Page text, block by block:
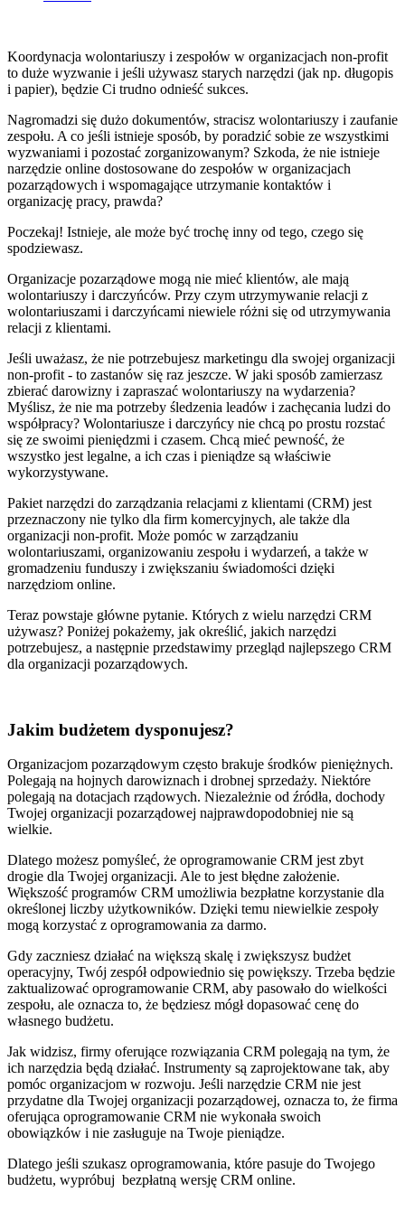
Koordynacja wolontariuszy i zespołów w organizacjach non-profit
to duże wyzwanie i jeśli używasz starych narzędzi (jak np. długopis
i papier), będzie Ci trudno odnieść sukces.
Nagromadzi się dużo dokumentów, stracisz wolontariuszy i zaufanie
zespołu. A co jeśli istnieje sposób, by poradzić sobie ze wszystkimi
wyzwaniami i pozostać zorganizowanym? Szkoda, że nie istnieje
narzędzie online dostosowane do zespołów w organizacjach
pozarządowych i wspomagające utrzymanie kontaktów i
organizację pracy, prawda?
Poczekaj! Istnieje, ale może być trochę inny od tego, czego się
spodziewasz.
Organizacje pozarządowe mogą nie mieć klientów, ale mają
wolontariuszy i darczyńców. Przy czym utrzymywanie relacji z
wolontariuszami i darczyńcami niewiele różni się od utrzymywania
relacji z klientami.
Jeśli uważasz, że nie potrzebujesz marketingu dla swojej organizacji
non-profit - to zastanów się raz jeszcze. W jaki sposób zamierzasz
zbierać darowizny i zapraszać wolontariuszy na wydarzenia?
Myślisz, że nie ma potrzeby śledzenia leadów i zachęcania ludzi do
współpracy? Wolontariusze i darczyńcy nie chcą po prostu rozstać
się ze swoimi pieniędzmi i czasem. Chcą mieć pewność, że
wszystko jest legalne, a ich czas i pieniądze są właściwie
wykorzystywane.
Pakiet narzędzi do zarządzania relacjami z klientami (CRM) jest
przeznaczony nie tylko dla firm komercyjnych, ale także dla
organizacji non-profit. Może pomóc w zarządzaniu
wolontariuszami, organizowaniu zespołu i wydarzeń, a także w
gromadzeniu funduszy i zwiększaniu świadomości dzięki
narzędziom online.
Teraz powstaje główne pytanie. Których z wielu narzędzi CRM
używasz? Poniżej pokażemy, jak określić, jakich narzędzi
potrzebujesz, a następnie przedstawimy przegląd najlepszego CRM
dla organizacji pozarządowych.
Jakim budżetem dysponujesz?
Organizacjom pozarządowym często brakuje środków pieniężnych.
Polegają na hojnych darowiznach i drobnej sprzedaży. Niektóre
polegają na dotacjach rządowych. Niezależnie od źródła, dochody
Twojej organizacji pozarządowej najprawdopodobniej nie są
wielkie.
Dlatego możesz pomyśleć, że oprogramowanie CRM jest zbyt
drogie dla Twojej organizacji. Ale to jest błędne założenie.
Większość programów CRM umożliwia bezpłatne korzystanie dla
określonej liczby użytkowników. Dzięki temu niewielkie zespoły
mogą korzystać z oprogramowania za darmo.
Gdy zaczniesz działać na większą skalę i zwiększysz budżet
operacyjny, Twój zespół odpowiednio się powiększy. Trzeba będzie
zaktualizować oprogramowanie CRM, aby pasowało do wielkości
zespołu, ale oznacza to, że będziesz mógł dopasować cenę do
własnego budżetu.
Jak widzisz, firmy oferujące rozwiązania CRM polegają na tym, że
ich narzędzia będą działać. Instrumenty są zaprojektowane tak, aby
pomóc organizacjom w rozwoju. Jeśli narzędzie CRM nie jest
przydatne dla Twojej organizacji pozarządowej, oznacza to, że firma
oferująca oprogramowanie CRM nie wykonała swoich
obowiązków i nie zasługuje na Twoje pieniądze.
Dlatego jeśli szukasz oprogramowania, które pasuje do Twojego
budżetu, wypróbuj bezpłatną wersję CRM online.